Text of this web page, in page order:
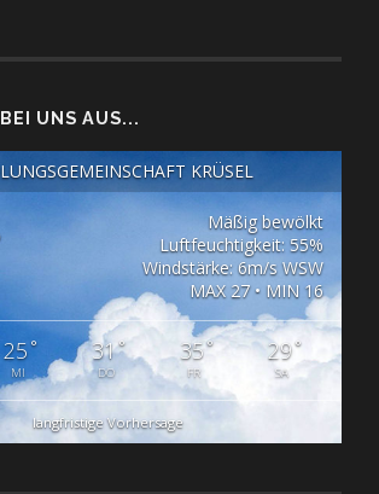
UNS AUS...
KRÜSEL
Mäßig bewölkt
Luftfeuchtigkeit: 55%
Windstärke: 6m/s WSW
MAX 27 • MIN 16
25°
MI
31°
DO
35°
FR
29°
SA
langfristige Vorhersage